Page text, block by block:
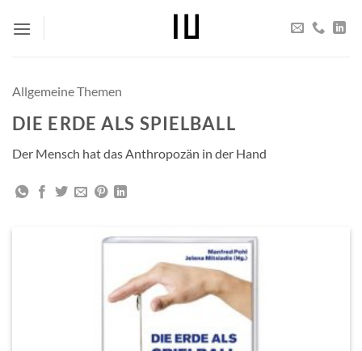
Inhalt
Allgemeine Themen
DIE ERDE ALS SPIELBALL
Der Mensch hat das Anthropozän in der Hand